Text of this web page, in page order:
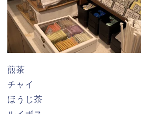
煎茶
チャイ
ほうじ茶